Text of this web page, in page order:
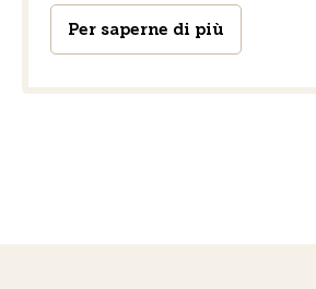
Per saperne di più